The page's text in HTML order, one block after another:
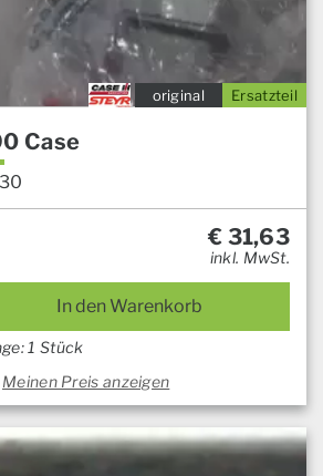
Ersatzteil
original
Case
€ 31,63
inkl. MwSt.
In den Warenkorb
1 Stück
Meinen Preis anzeigen